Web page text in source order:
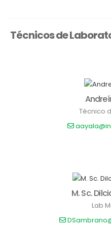
Técnicos de
Técnico
M. Sc.
Lab